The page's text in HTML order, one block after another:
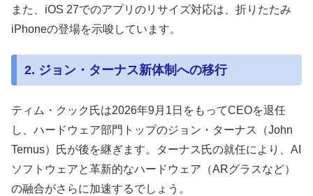
また、iOS 27でのアプリのリサイズ対応は、折りたたみ
iPhoneの登場を示唆しています。
2. ジョン・ターナス新体制への移行
ティム・クック氏は2026年9月1日をもってCEOを退任
し、ハードウェア部門トップのジョン・ターナス（John
Ternus）氏が後を継ぎます。ターナス氏の就任により、AI
ソフトウェアと革新的なハードウェア（ARグラスなど）
の融合がさらに加速するでしょう。